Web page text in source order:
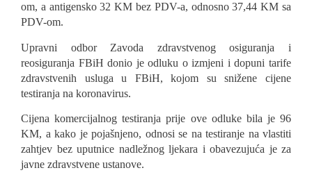
om, a antigensko 32 KM bez PDV-a, odnosno 37,44 KM sa
PDV-om.
Upravni odbor Zavoda zdravstvenog osiguranja i
reosiguranja FBiH donio je odluku o izmjeni i dopuni tarife
zdravstvenih usluga u FBiH, kojom su snižene cijene
testiranja na koronavirus.
Cijena komercijalnog testiranja prije ove odluke bila je 96
KM, a kako je pojašnjeno, odnosi se na testiranje na vlastiti
zahtjev bez uputnice nadležnog ljekara i obavezujuća je za
javne zdravstvene ustanove.